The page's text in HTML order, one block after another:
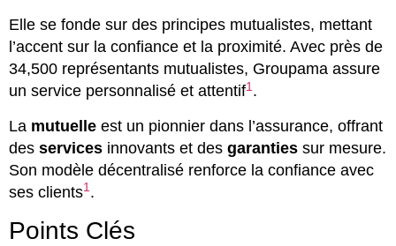
Elle se fonde sur des principes mutualistes, mettant
l’accent sur la confiance et la proximité. Avec près de
34,500 représentants mutualistes, Groupama assure
un service personnalisé et attentif1 .
La mutuelle est un pionnier dans l’assurance, offrant
des services innovants et des garanties sur mesure.
Son modèle décentralisé renforce la confiance avec
ses clients1.
Points Clés